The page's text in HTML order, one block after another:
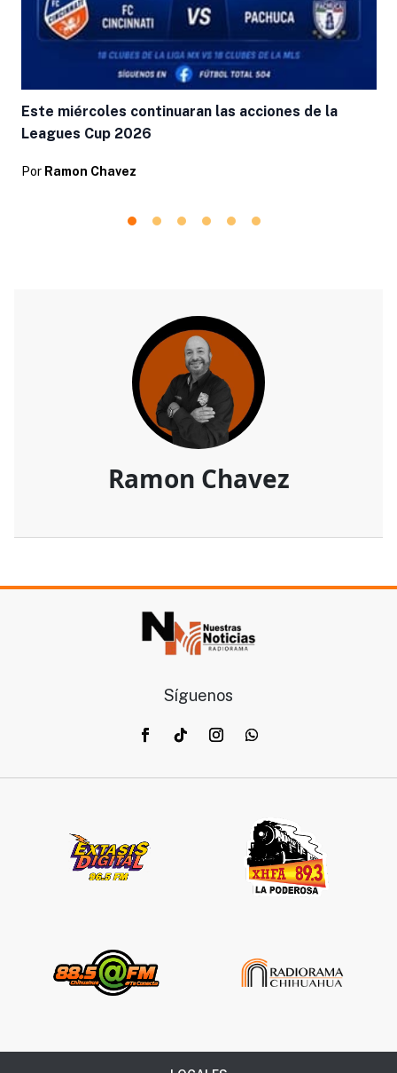
Este miércoles continuaran las acciones de la
Leagues Cup 2026
Por Ramon Chavez
Ramon Chavez
Síguenos